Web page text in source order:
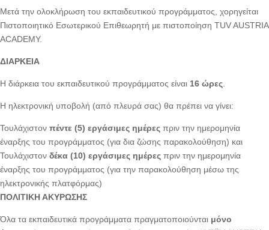
Μετά την ολοκλήρωση του εκπαιδευτικού προγράμματος, χορηγείται
Πιστοποιητικό Εσωτερικού Επιθεωρητή με πιστοποίηση TUV AUSTRIA
ACADEMY.
ΔΙΑΡΚΕΙΑ
Η διάρκεια του εκπαιδευτικού προγράμματος είναι 16 ώρες
Η ηλεκτρονική υποβολή (από πλευρά σας) θα πρέπει να γίνει:
Τουλάχιστον πέντε (5) εργάσιμες ημέρες πριν την ημερομηνία
έναρξης του προγράμματος (για δια ζώσης παρακολούθηση) και
Τουλάχιστον δέκα (10) εργάσιμες ημέρες πριν την ημερομηνία
έναρξης του προγράμματος (για την παρακολούθηση μέσω της
ηλεκτρονικής πλατφόρμας)
ΠΟΛΙΤΙΚΗ ΑΚΥΡΩΣΗΣ
Όλα τα εκπαιδευτικά προγράμματα πραγματοποιούνται μόνο